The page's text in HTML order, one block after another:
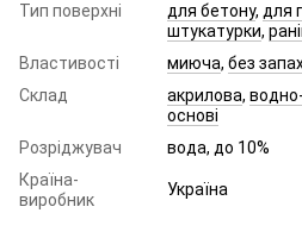
Тип поверхні
для бетону, для
штукатурки,
Властивості
миюча, без
Склад
акрилова,
основі
Розріджувач
вода, до 10%
Країна-
виробник
Україна